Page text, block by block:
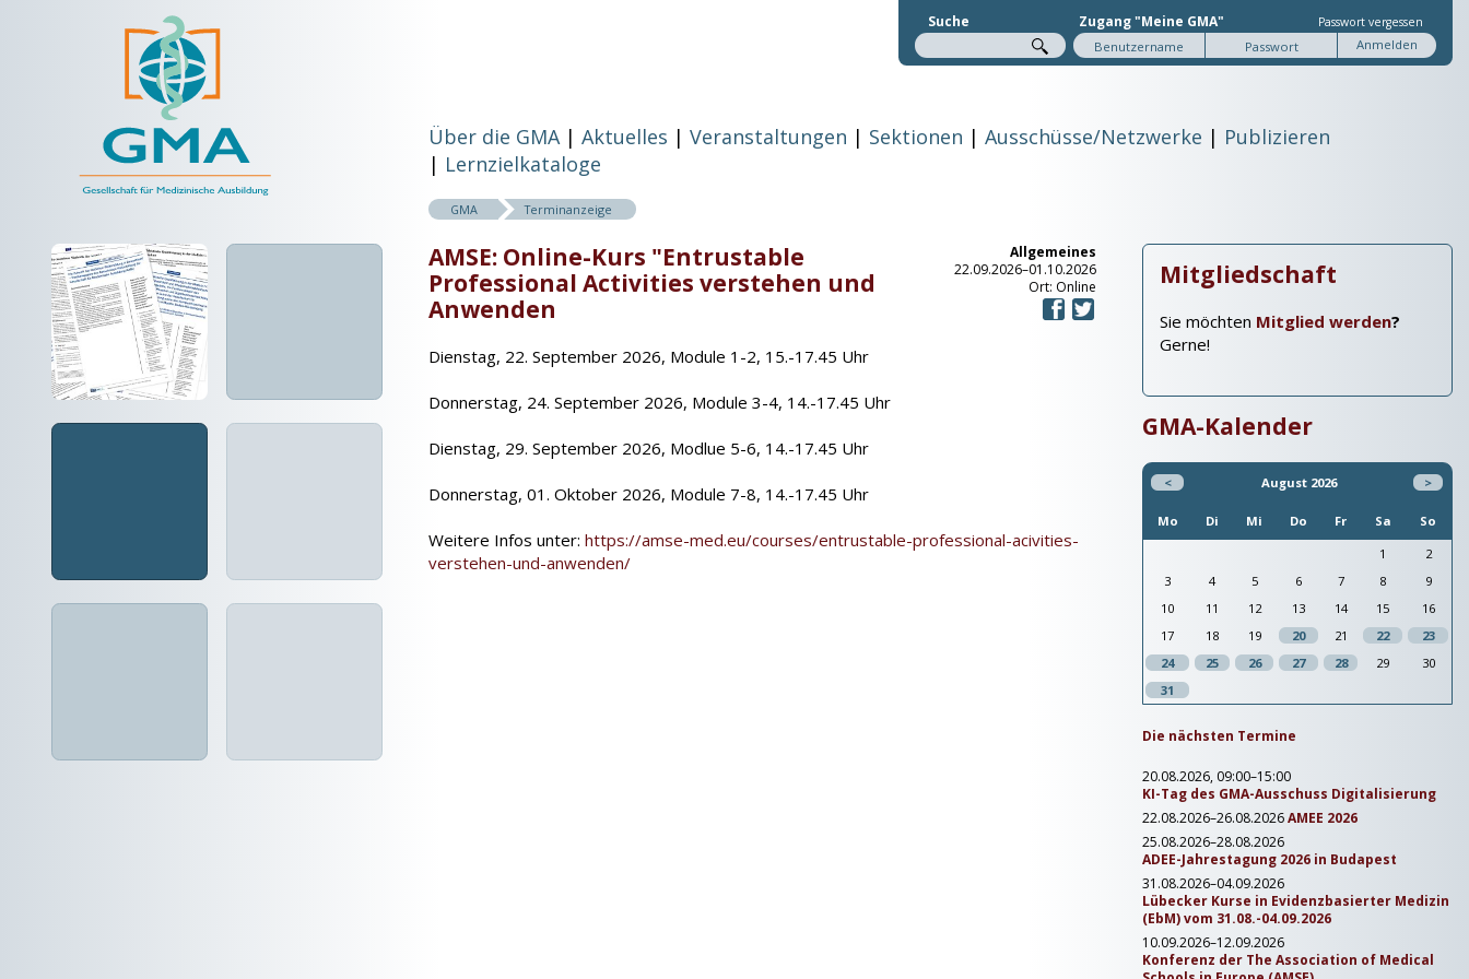
Suche Zugang "Meine GMA" Passwort vergessen
Über die GMA Aktuelles Veranstaltungen Sektionen Ausschüsse/Netzwerke
Publizieren
Lernzielkataloge
GMA Terminanzeige
Allgemeines
22.09.2026–01.10.2026
Ort: Online
AMSE: Online-Kurs "Entrustable
Professional Activities verstehen und
Anwenden
Dienstag, 22. September 2026, Module 1-2, 15.-17.45 Uhr
Donnerstag, 24. September 2026, Module 3-4, 14.-17.45 Uhr
Dienstag, 29. September 2026, Modlue 5-6, 14.-17.45 Uhr
Donnerstag, 01. Oktober 2026, Module 7-8, 14.-17.45 Uhr
Weitere Infos unter:https://amse-med.eu/courses/entrustable-professional-acivities-
verstehen-und-anwenden/
Mitgliedschaft
Sie möchten Mitglied werden?
Gerne!
GMA-Kalender
< August 2026 >
Mo Di Mi Do Fr Sa
So
1
2
3
4 5 6 7 8
9
10
11 12 13 14 15
16
17
18 19 20 21 22
23
24
25 26 27 28 29
30
31
Die nächsten Termine
20.08.2026, 09:00–15:00
KI-Tag des GMA-Ausschuss Digitalisierung
22.08.2026–26.08.2026AMEE 2026
25.08.2026–28.08.2026
ADEE-Jahrestagung 2026 in Budapest
31.08.2026–04.09.2026
Lübecker Kurse in Evidenzbasierter Medizin
(EbM) vom 31.08.-04.09.2026
10.09.2026–12.09.2026
Konferenz der The Association of Medical